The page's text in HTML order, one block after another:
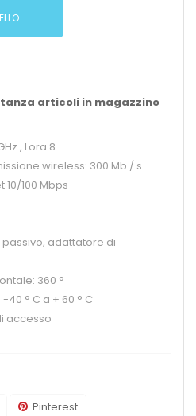
articoli in magazzino
, Lora 8
wireless: 300 Mb / s
10/100 Mbps
passivo, adattatore di
360 °
° C a + 60 ° C
accesso
Pinterest